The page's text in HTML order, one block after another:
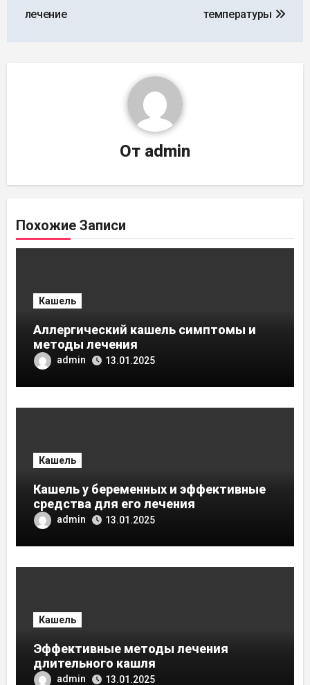
записям
лечение
температуры
От admin
Похожие Записи
Кашель
Аллергический кашель симптомы и
методы лечения
admin 13.01.2025
Кашель
Кашель у беременных и эффективные
средства для его лечения
admin 13.01.2025
Кашель
Эффективные методы лечения
длительного кашля
admin 13.01.2025